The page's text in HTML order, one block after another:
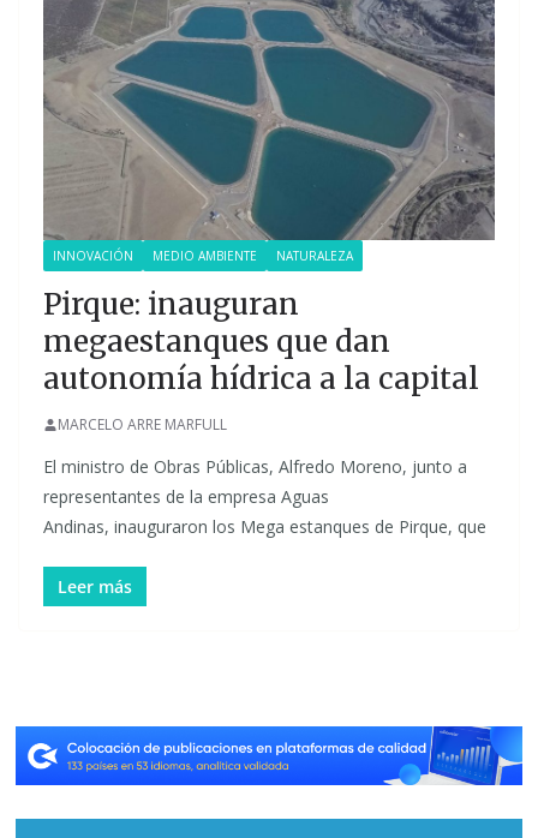
INNOVACIÓN MEDIO AMBIENTE NATURALEZA
Pirque: inauguran
megaestanques que dan
autonomía hídrica a la capital
MARCELO ARRE MARFULL
El ministro de Obras Públicas, Alfredo Moreno, junto a
representantes de la empresa Aguas
Andinas, inauguraron los Mega estanques de Pirque, que
Leer más